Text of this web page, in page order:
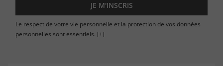
JE M'INSCRIS
Le respect de votre vie personnelle et la protection de vos données
personnelles sont essentiels. [+]